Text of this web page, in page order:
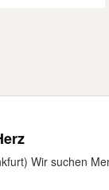
Wir suchen